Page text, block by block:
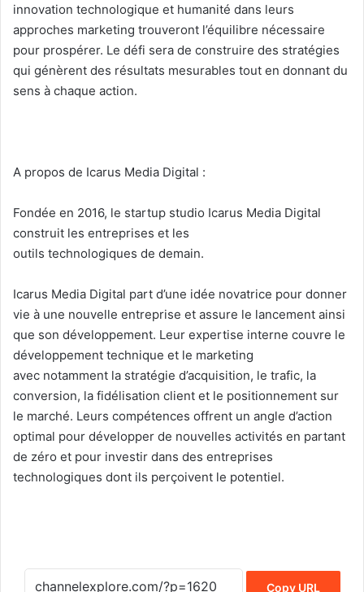
innovation technologique et humanité dans leurs
approches marketing trouveront l’équilibre nécessaire
pour prospérer. Le défi sera de construire des stratégies
qui génèrent des résultats mesurables tout en donnant du
sens à chaque action.
A propos de Icarus Media Digital :
Fondée en 2016, le startup studio Icarus Media Digital
construit les entreprises et les
outils technologiques de demain.
Icarus Media Digital part d’une idée novatrice pour donner
vie à une nouvelle entreprise et assure le lancement ainsi
que son développement. Leur expertise interne couvre le
développement technique et le marketing
avec notamment la stratégie d’acquisition, le trafic, la
conversion, la fidélisation client et le positionnement sur
le marché. Leurs compétences offrent un angle d’action
optimal pour développer de nouvelles activités en partant
de zéro et pour investir dans des entreprises
technologiques dont ils perçoivent le potentiel.
Copy URL